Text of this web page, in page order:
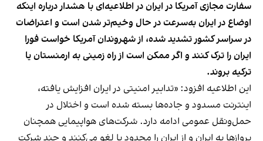
سفارت مجازی آمریکا در ایران در اطلاعیه‌ای با هشدار درباره اینکه
اوضاع در ایران به‌سرعت در حال وخیم‌تر شدن است و اعتراضات
در سراسر کشور تشدید شده، از شهروندان آمریکا خواست فورا
ایران را ترک کنند و اگر ممکن است از راه زمینی به ارمنستان یا
ترکیه بروند.
این اطلاعیه افزود: «تدابیر امنیتی در ایران افزایش یافته،
اینترنت مسدود و جاده‌ها بسته شده است و اختلال در
حمل‌ونقل عمومی ادامه دارد. شرکت‌های هواپیمایی همچنان
پروازها به ایران و از ایران را محدود یا لغو می‌کنند و چند شرکت